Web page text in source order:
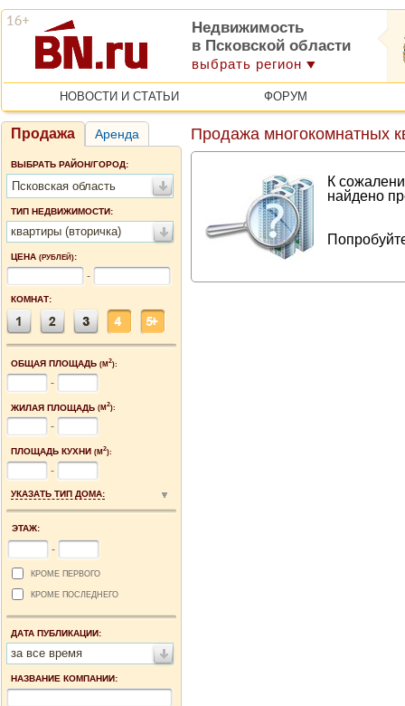
Недвижимость
в Псковской области
выбрать регион
НОВОСТИ И СТАТЬИ ФОРУМ
Продажа Аренда
ВЫБРАТЬ РАЙОН/ГОРОД:
Псковская область
ТИП НЕДВИЖИМОСТИ:
квартиры (вторичка)
ЦЕНА (РУБЛЕЙ):
-
КОМНАТ:
ОБЩАЯ ПЛОЩАДЬ (М2):
-
ЖИЛАЯ ПЛОЩАДЬ (М2):
-
ПЛОЩАДЬ КУХНИ (М2):
-
УКАЗАТЬ ТИП ДОМА:
ЭТАЖ:
-
КРОМЕ ПЕРВОГО
КРОМЕ ПОСЛЕДНЕГО
ДАТА ПУБЛИКАЦИИ:
за все время
НАЗВАНИЕ КОМПАНИИ:
Продажа многокомнатных
К
найдено